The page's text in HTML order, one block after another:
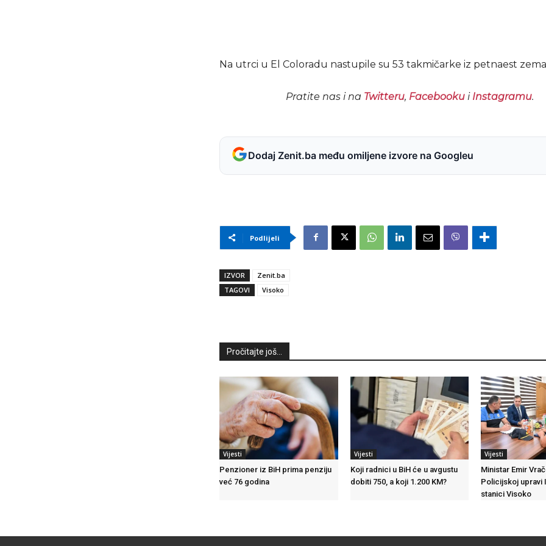
Na utrci u El Coloradu nastupile su 53 takmičarke iz petnaest
Pratite nas i na Twitteru, Facebookui Instagramu.
Dodaj Zenit.ba među omiljene izvore na Googleu
Podlijeli
IZVOR
Zenit.ba
TAGOVI
Visoko
Pročitajte još...
Vijesti
Penzioner iz BiH prima penziju
već 76 godina
Vijesti
Koji radnici u BiH će u avgustu
dobiti 750, a koji 1.200 KM?
Vijesti
Ministar Emir
Policijskoj upravi
stanici Visoko